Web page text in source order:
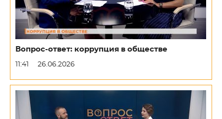
Вопрос-ответ: коррупция в обществе
11:41 26.06.2026